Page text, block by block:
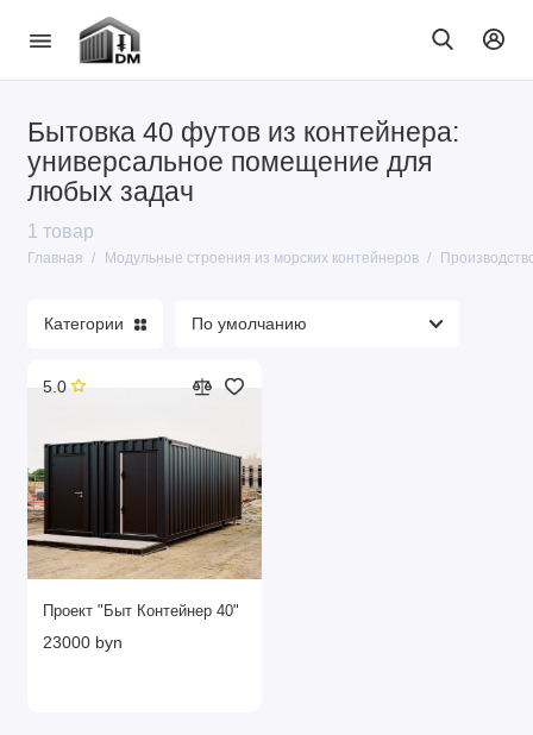
Бытовка 40 футов из контейнера:
универсальное помещение для
любых задач
1 товар
Главная Модульные строения из морских контейнеров
Дома и бани
Производство и бизнес
Общепит
Категории
5.0
Проект "Быт Контейнер 40"
23000 byn